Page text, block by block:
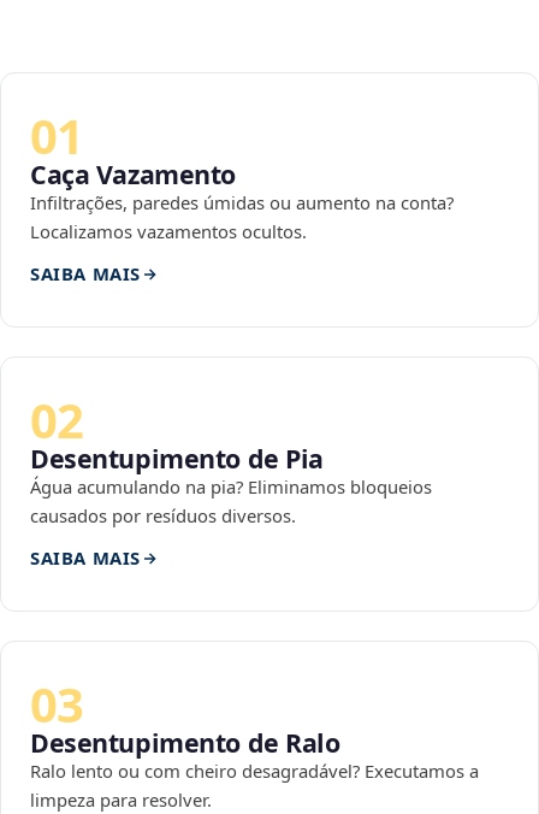
01
Caça Vazamento
Infiltrações, paredes úmidas ou aumento na conta?
Localizamos vazamentos ocultos.
SAIBA MAIS
02
Desentupimento de Pia
Água acumulando na pia? Eliminamos bloqueios
causados por resíduos diversos.
SAIBA MAIS
03
Desentupimento de Ralo
Ralo lento ou com cheiro desagradável? Executamos a
limpeza para resolver.